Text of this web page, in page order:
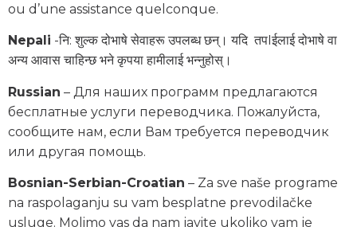
ou d’une assistance quelconque.
Nepali -नि: शुल्क दोभाषे सेवाहरू उपलब्ध छन्। यदि तपIईलाई दोभाषे वा
अन्य आवास चाहिन्छ भने कृपया हामीलाई भन्नुहोस्।
Russian – Для наших программ предлагаются
бесплатные услуги переводчика. Пожалуйста,
сообщите нам, если Вам требуется переводчик
или другая помощь.
Bosnian-Serbian-Croatian – Za sve naše programe
na raspolaganju su vam besplatne prevodilačke
usluge. Molimo vas da nam javite ukoliko vam je